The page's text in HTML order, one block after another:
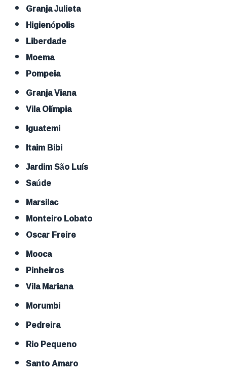
Granja Julieta
Higienópolis
Liberdade
Moema
Pompeia
Granja Viana
Vila Olímpia
Iguatemi
Itaim Bibi
Jardim São Luís
Saúde
Marsilac
Monteiro Lobato
Oscar Freire
Mooca
Pinheiros
Vila Mariana
Morumbi
Pedreira
Rio Pequeno
Santo Amaro